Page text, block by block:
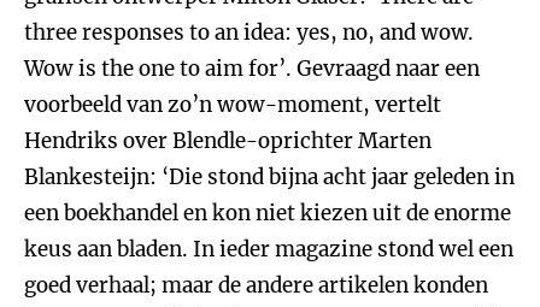
three responses to an idea: yes, no, and wow.
Wow is the one to aim for’. Gevraagd naar een
voorbeeld van zo’n wow-moment, vertelt
Hendriks over Blendle-oprichter Marten
Blankesteijn: ‘Die stond bijna acht jaar geleden in
een boekhandel en kon niet kiezen uit de enorme
keus aan bladen. In ieder magazine stond wel een
goed verhaal; maar de andere artikelen konden